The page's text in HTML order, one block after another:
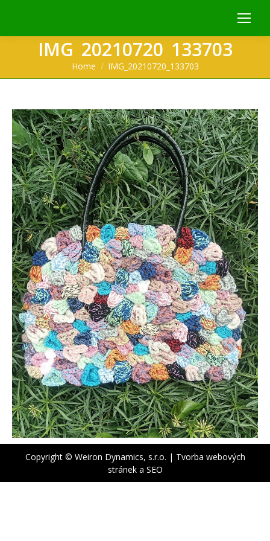
IMG_20210720_133703
You are here:
Home IMG_20210720_133703
Copyright © Weiron Dynamics, s.r.o. | Tvorba webových
stráneka SEO